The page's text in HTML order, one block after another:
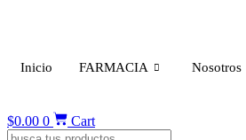
Inicio FARMACIA Nosotros
$0.00 0
Cart
Products